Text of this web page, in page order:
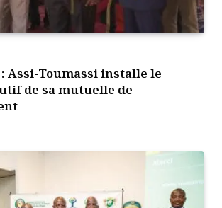
: Assi-Toumassi installe le
de sa mutuelle de